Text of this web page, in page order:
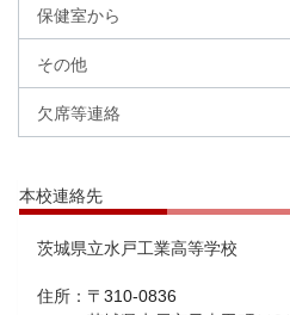
保健室から
その他
欠席等連絡
本校連絡先
茨城県立水戸工業高等学校
住所： 〒310-0836